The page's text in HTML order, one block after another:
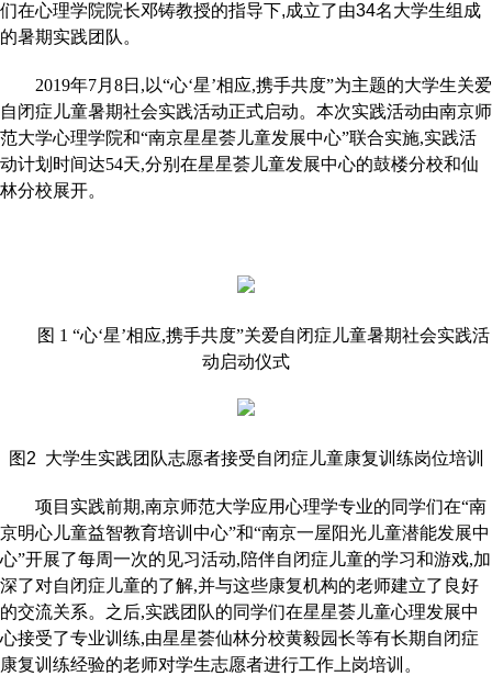
们在心理学院院长邓铸教授的指导下,成立了由34名大学生组成
的暑期实践团队。
2019年7月8日,以“心‘星’相应,携手共度”为主题的大学生关爱
自闭症儿童暑期社会实践活动正式启动。本次实践活动由南京师
范大学心理学院和“南京星星荟儿童发展中心”联合实施,实践活
动计划时间达54天,分别在星星荟儿童发展中心的鼓楼分校和仙
林分校展开。
图 1 “心‘星’相应,携手共度”关爱自闭症儿童暑期社会实践活
动启动仪式
图2 大学生实践团队志愿者接受自闭症儿童康复训练岗位培训
项目实践前期,南京师范大学应用心理学专业的同学们在“南
京明心儿童益智教育培训中心”和“南京一屋阳光儿童潜能发展中
心”开展了每周一次的见习活动,陪伴自闭症儿童的学习和游戏,加
深了对自闭症儿童的了解,并与这些康复机构的老师建立了良好
的交流关系。之后,实践团队的同学们在星星荟儿童心理发展中
心接受了专业训练,由星星荟仙林分校黄毅园长等有长期自闭症
康复训练经验的老师对学生志愿者进行工作上岗培训。